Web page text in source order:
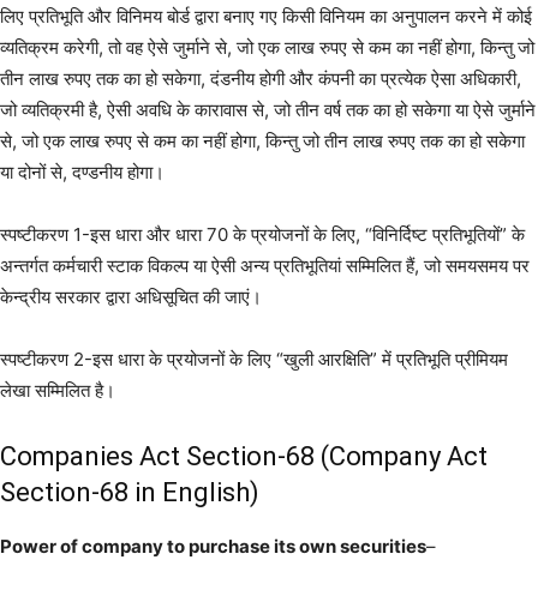
लिए प्रतिभूति और विनिमय बोर्ड द्वारा बनाए गए किसी विनियम का अनुपालन करने में कोई
व्यतिक्रम करेगी, तो वह ऐसे जुर्माने से, जो एक लाख रुपए से कम का नहीं होगा, किन्तु जो
तीन लाख रुपए तक का हो सकेगा, दंडनीय होगी और कंपनी का प्रत्येक ऐसा अधिकारी,
जो व्यतिक्रमी है, ऐसी अवधि के कारावास से, जो तीन वर्ष तक का हो सकेगा या ऐसे जुर्माने
से, जो एक लाख रुपए से कम का नहीं होगा, किन्तु जो तीन लाख रुपए तक का हो सकेगा
या दोनों से, दण्डनीय होगा।
स्पष्टीकरण 1-इस धारा और धारा 70 के प्रयोजनों के लिए, “विनिर्दिष्ट प्रतिभूतियों” के
अन्तर्गत कर्मचारी स्टाक विकल्प या ऐसी अन्य प्रतिभूतियां सम्मिलित हैं, जो समयसमय पर
केन्द्रीय सरकार द्वारा अधिसूचित की जाएं।
स्पष्टीकरण 2-इस धारा के प्रयोजनों के लिए “खुली आरक्षिति” में प्रतिभूति प्रीमियम
लेखा सम्मिलित है।
Companies Act Section-68 (Company Act
Section-68 in English)
Power of company to purchase its own securities–